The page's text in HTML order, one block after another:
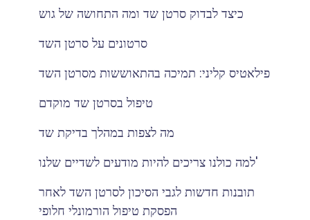
כיצד לבדוק סרטן שד ומה התחושה של גוש
סרטונים על סרטן השד
פילאטיס קליני: תמיכה בהתאוששות מסרטן השד
טיפול בסרטן שד מוקדם
מה לצפות במהלך בדיקת שד
למה כולנו צריכים להיות מודעים לשדיים שלנו'
תובנות חדשות לגבי הסיכון לסרטן השד לאחר
הפסקת טיפול הורמונלי חלופי